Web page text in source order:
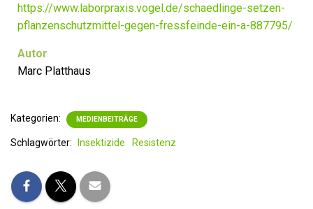
https://www.laborpraxis.vogel.de/schaedlinge-setzen-
pflanzenschutzmittel-gegen-fressfeinde-ein-a-887795/
Autor
Marc Platthaus
Kategorien: MEDIENBEITRÄGE
Schlagwörter: Insektizide Resistenz